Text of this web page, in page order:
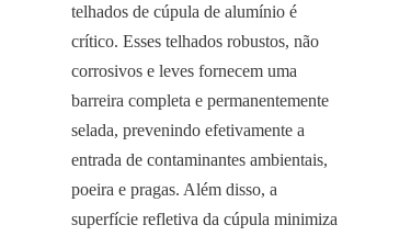
telhados de cúpula de alumínio é
crítico. Esses telhados robustos, não
corrosivos e leves fornecem uma
barreira completa e permanentemente
selada, prevenindo efetivamente a
entrada de contaminantes ambientais,
poeira e pragas. Além disso, a
superfície refletiva da cúpula minimiza